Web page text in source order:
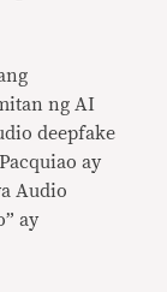
ng AI
deepfake
ay
Audio
ay